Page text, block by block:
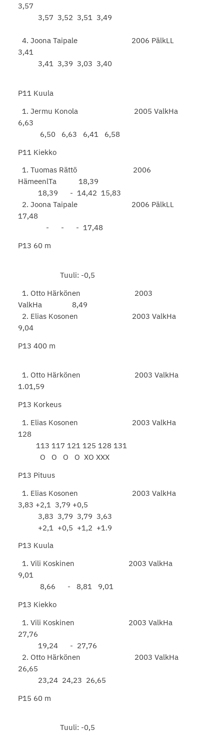
3,57
3,57 3,52 3,51 3,49
4. Joona Taipale 2006 PälkLL
3,41
3,41 3,39 3,03 3,40
P11 Kuula
1. Jermu Konola 2005 ValkHa
6,63
6,50 6,63 6,41 6,58
P11 Kiekko
1. Tuomas Rättö 2006
HämeenlTa 18,39
18,39 - 14,42 15,83
2. Joona Taipale 2006 PälkLL
17,48
- - - 17,48
P13 60 m
Tuuli: -0,5
1. Otto Härkönen 2003
ValkHa 8,49
2. Elias Kosonen 2003 ValkHa
9,04
P13 400 m
1. Otto Härkönen 2003 ValkHa
1.01,59
P13 Korkeus
1. Elias Kosonen 2003 ValkHa
128
113 117 121 125 128 131
O O O O XO XXX
P13 Pituus
1. Elias Kosonen 2003 ValkHa
3,83 +2,1 3,79 +0,5
3,83 3,79 3,79 3,63
+2,1 +0,5 +1,2 +1.9
P13 Kuula
1. Vili Koskinen 2003 ValkHa
9,01
8,66 - 8,81 9,01
P13 Kiekko
1. Vili Koskinen 2003 ValkHa
27,76
19,24 - 27,76
2. Otto Härkönen 2003 ValkHa
26,65
23,24 24,23 26,65
P15 60 m
Tuuli: -0,5